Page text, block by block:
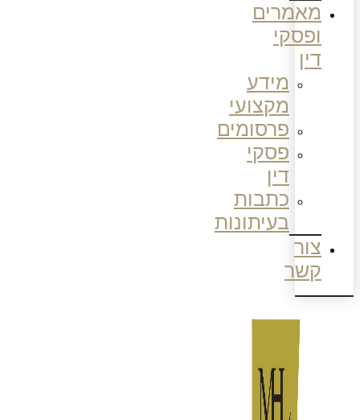
מאמרים
ופסקי
דין
מידע
מקצועי
פרסומים
פסקי
דין
כתבות
בעיתונות
צור
קשר